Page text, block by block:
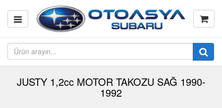
JUSTY 1,2cc MOTOR TAKOZU SAĞ 1990-
1992